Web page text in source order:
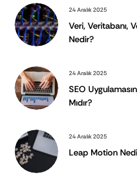
24 Aralık 2025
Veri, Veritabanı,
Nedir?
24 Aralık 2025
SEO
Mıdır?
24 Aralık 2025
Leap Motion